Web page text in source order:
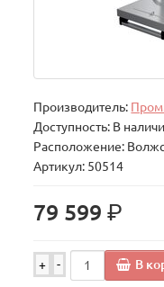
Производитель:
Доступность: В
Расположение:
Артикул: 50514
79 599р.
+ - В